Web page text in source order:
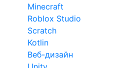
Minecraft
Roblox Studio
Scratch
Kotlin
Веб-дизайн